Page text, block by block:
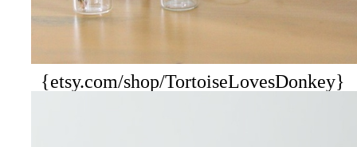
{etsy.com/shop/TortoiseLovesDonkey}